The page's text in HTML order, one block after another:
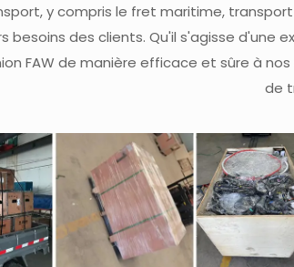
y compris le fret maritime,
besoins des clients. Qu'il s'agisse d'une
FAW de manière efficace et sûre à
de